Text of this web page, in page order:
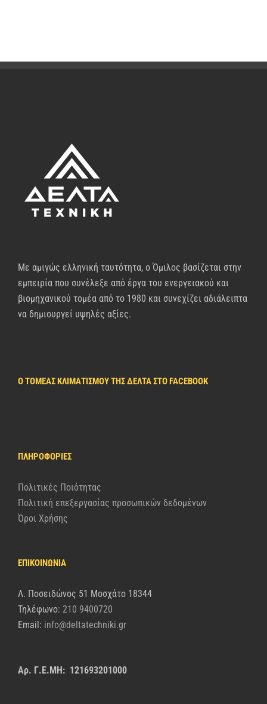
Με αμιγώς ελληνική ταυτότητα, ο Όμιλος βασίζεται στην
εμπειρία που συνέλεξε από έργα του ενεργειακού και
βιομηχανικού τομέα από το 1980 και συνεχίζει αδιάλειπτα
να δημιουργεί υψηλές αξίες.
Ο ΤΟΜΈΑΣ ΚΛΙΜΑΤΙΣΜΟΎ ΤΗΣ ΔΈΛΤΑ ΣΤΟ FACEBOOK
ΠΛΗΡΟΦΟΡΊΕΣ
Πολιτικές Ποιότητας
Πολιτική επεξεργασίας προσωπικών δεδομένων
Όροι Χρήσης
ΕΠΙΚΟΙΝΩΝΙΑ
Λ. Ποσειδώνος 51 Μοσχάτο 18344
Τηλέφωνο: 210 9400720
Email: info@deltatechniki.gr
Αρ. Γ.Ε.ΜΗ: 121693201000